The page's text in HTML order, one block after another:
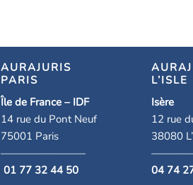
AURAJURIS
PARIS
Île de France – IDF
14 rue du Pont Neuf
75001 Paris
————————
01 77 32 44 50
L’ISLE
Isère
12 rue
38080
04 74